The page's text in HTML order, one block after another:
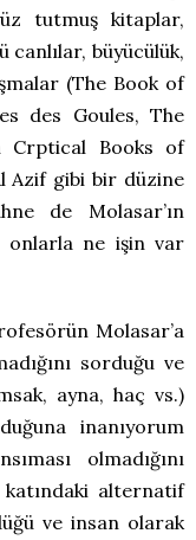
tutmuş kitaplar,
canlılar, büyücülük,
(The Book of
des Goules, The
Crptical Books of
Azif gibi bir düzine
de Molasar’ın
onlarla ne işin var
Molasar’a
sorduğu ve
ayna, haç vs.)
inanıyorum
olmadığını
alternatif
ve insan olarak